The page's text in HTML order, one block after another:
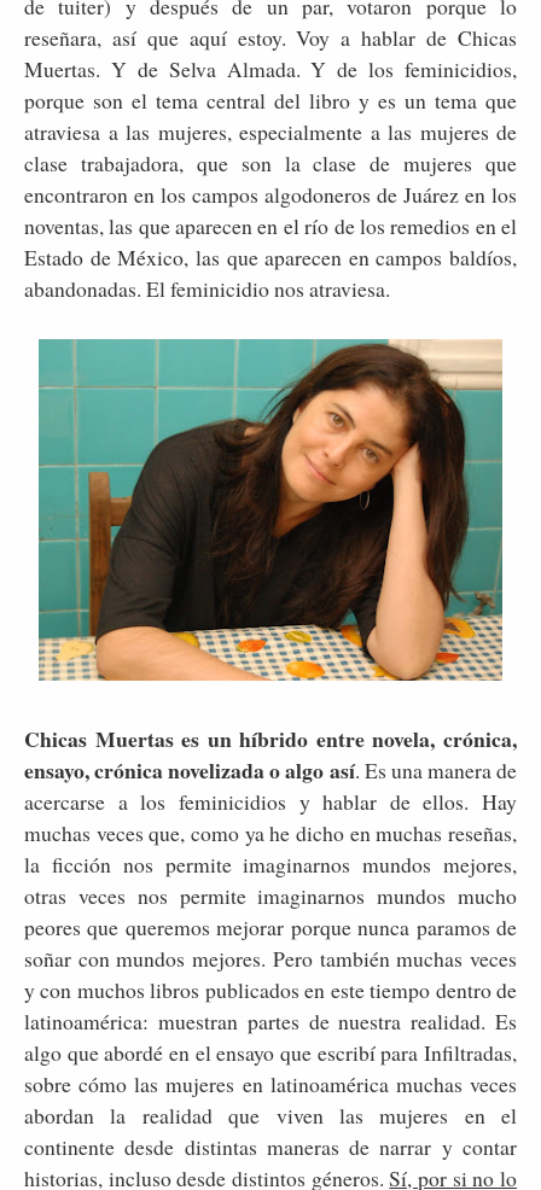
reseñara, así que aquí estoy. Voy a hablar de Chicas
Muertas. Y de Selva Almada. Y de los feminicidios,
porque son el tema central del libro y es un tema que
atraviesa a las mujeres, especialmente a las mujeres de
clase trabajadora, que son la clase de mujeres que
encontraron en los campos algodoneros de Juárez en los
noventas, las que aparecen en el río de los remedios en el
Estado de México, las que aparecen en campos baldíos,
abandonadas. El feminicidio nos atraviesa.
Chicas Muertas es un híbrido entre novela, crónica,
ensayo, crónica novelizada o algo así. Es una manera de
acercarse a los feminicidios y hablar de ellos. Hay
muchas veces que, como ya he dicho en muchas reseñas,
la ficción nos permite imaginarnos mundos mejores,
otras veces nos permite imaginarnos mundos mucho
peores que queremos mejorar porque nunca paramos de
soñar con mundos mejores. Pero también muchas veces
y con muchos libros publicados en este tiempo dentro de
latinoamérica: muestran partes de nuestra realidad. Es
algo que abordé en el ensayo que escribí para Infiltradas,
sobre cómo las mujeres en latinoamérica muchas veces
abordan la realidad que viven las mujeres en el
continente desde distintas maneras de narrar y contar
historias, incluso desde distintos géneros.Sí, por si no lo